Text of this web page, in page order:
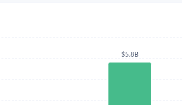
$5.8B